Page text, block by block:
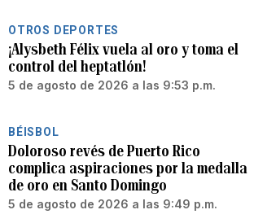
OTROS DEPORTES
¡Alysbeth Félix vuela al oro y toma el
control del heptatlón!
5 de agosto de 2026 a las 9:53 p.m.
BÉISBOL
Doloroso revés de Puerto Rico
complica aspiraciones por la medalla
de oro en Santo Domingo
5 de agosto de 2026 a las 9:49 p.m.